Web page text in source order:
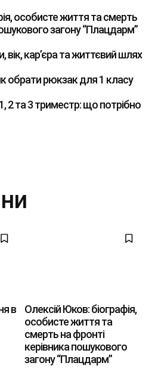
особисте життя та смерть
загону “Плацдарм”
вік, кар’єра та життєвий шлях
обрати рюкзак для 1 класу
2 та 3 триместр: що потрібно
в
Олексій Юков: біографія,
особисте життя та
смерть на фронті
керівника пошукового
загону “Плацдарм”